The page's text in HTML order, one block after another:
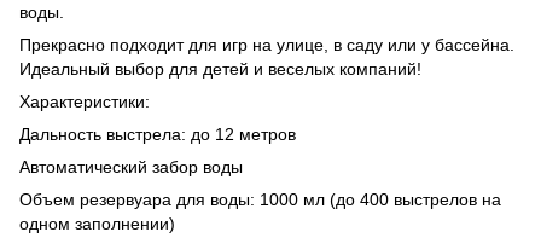
воды.
Прекрасно подходит для игр на улице, в саду или у бассейна.
Идеальный выбор для детей и веселых компаний!
Характеристики:
Дальность выстрела: до 12 метров
Автоматический забор воды
Объем резервуара для воды: 1000 мл (до 400 выстрелов на
одном заполнении)